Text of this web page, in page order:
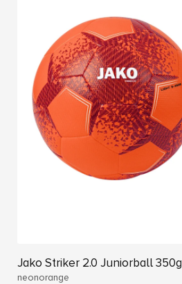
Jako Striker 2.0 Juniorball 350g
neonorange